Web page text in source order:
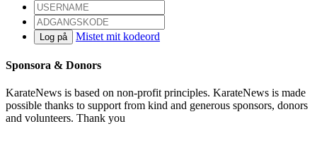
Log på Mistet mit kodeord
Sponsora & Donors
KarateNews is based on non-profit principles. KarateNews is made
possible thanks to support from kind and generous sponsors, donors
and volunteers. Thank you